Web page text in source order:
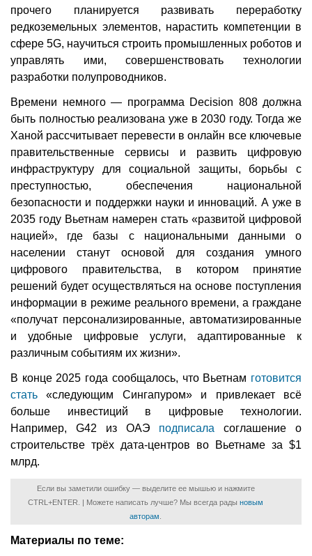
прочего планируется развивать переработку
редкоземельных элементов, нарастить компетенции в
сфере 5G, научиться строить промышленных роботов и
управлять ими, совершенствовать технологии
разработки полупроводников.
Времени немного — программа Decision 808 должна
быть полностью реализована уже в 2030 году. Тогда же
Ханой рассчитывает перевести в онлайн все ключевые
правительственные сервисы и развить цифровую
инфраструктуру для социальной защиты, борьбы с
преступностью, обеспечения национальной
безопасности и поддержки науки и инноваций. А уже в
2035 году Вьетнам намерен стать «развитой цифровой
нацией», где базы с национальными данными о
населении станут основой для создания умного
цифрового правительства, в котором принятие
решений будет осуществляться на основе поступления
информации в режиме реального времени, а граждане
«получат персонализированные, автоматизированные
и удобные цифровые услуги, адаптированные к
различным событиям их жизни».
В конце 2025 года сообщалось, что Вьетнам готовится
стать «следующим Сингапуром» и привлекает всё
больше инвестиций в цифровые технологии.
Например, G42 из ОАЭ подписала соглашение о
строительстве трёх дата-центров во Вьетнаме за $1
млрд.
Если вы заметили ошибку — выделите ее мышью и нажмите
CTRL+ENTER. | Можете написать лучше? Мы всегда рады новым
авторам
Материалы по теме: